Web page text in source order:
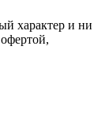
характер и ни